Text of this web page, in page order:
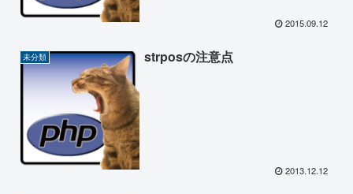
2015.09.12
未分類 strposの注意点
2013.12.12